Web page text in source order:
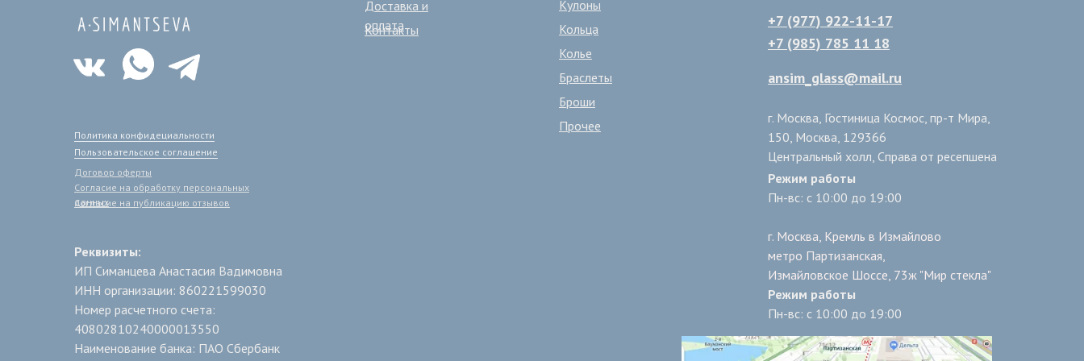
Доставка и
оплата
Контакты
Кулоны
Кольца
Колье
Браслеты
Броши
Прочее
+7 (985) 785 11 18
г. Москва, Гостиница Космос, пр-т Мира,
150, Москва, 129366
Центральный холл, Справа от ресепшена
Режим работы
Пн-вс: с 10:00 до 19:00
г. Москва, Кремль в Измайлово
метро Партизанская,
Измайловское Шоссе, 73ж "Мир стекла"
Режим работы
Пн-вс: с 10:00 до 19:00
Политика конфидециальности
Пользовательское соглашение
Договор оферты
Согласие на обработку персональных
данных
Согласие на публикацию отзывов
Доставка и
оплата
Контакты
Кулоны
Кольца
Колье
Браслеты
Броши
Прочее
Реквизиты:
ИП Симанцева Анастасия Вадимовна
ИНН организации: 860221599030
Номер расчетного сч­ета:
408028102400000­13550
Наименование банка: ПАО Сбербанк
ansim_glass@mail.ru
+7 (977) 922-11-17